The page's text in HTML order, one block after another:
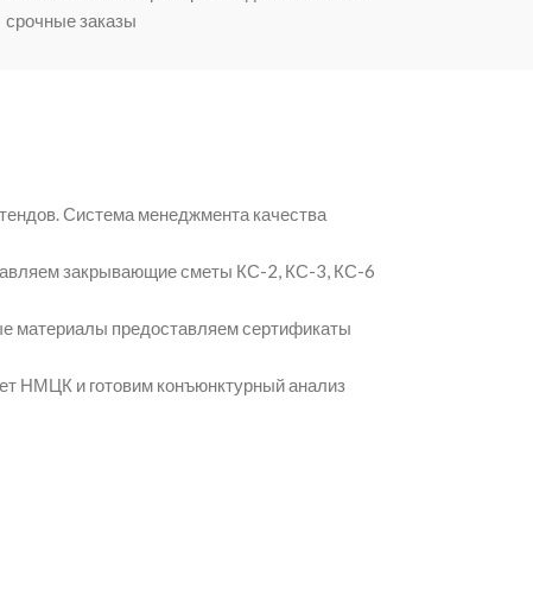
срочные заказы
Система менеджмента качества
закрывающие сметы КС-2, КС-3, КС-6
материалы предоставляем сертификаты
НМЦК и готовим конъюнктурный анализ